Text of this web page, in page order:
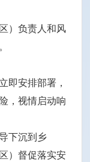
）负责人和风
即安排部署，
，视情启动响
下沉到乡
）督促落实安